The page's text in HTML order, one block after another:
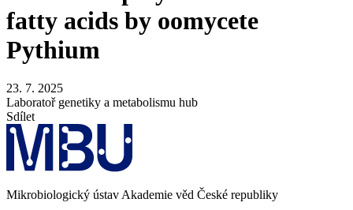
fatty acids by oomycete
Pythium
23. 7. 2025
Laboratoř genetiky a metabolismu hub
Sdílet
Mikrobiologický ústav Akademie věd České republiky